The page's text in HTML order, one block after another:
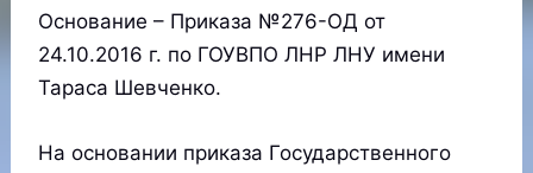
Основание – Приказа №276-ОД от
24.10.2016 г. по ГОУВПО ЛНР ЛНУ имени
Тараса Шевченко.
На основании приказа Государственного